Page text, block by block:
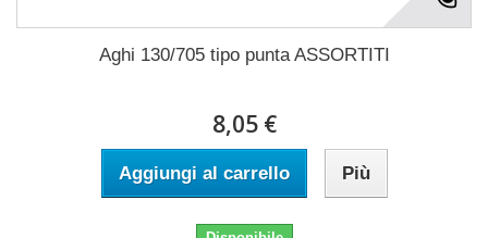
Aghi 130/705 tipo punta ASSORTITI
8,05 €
Aggiungi al carrello Più